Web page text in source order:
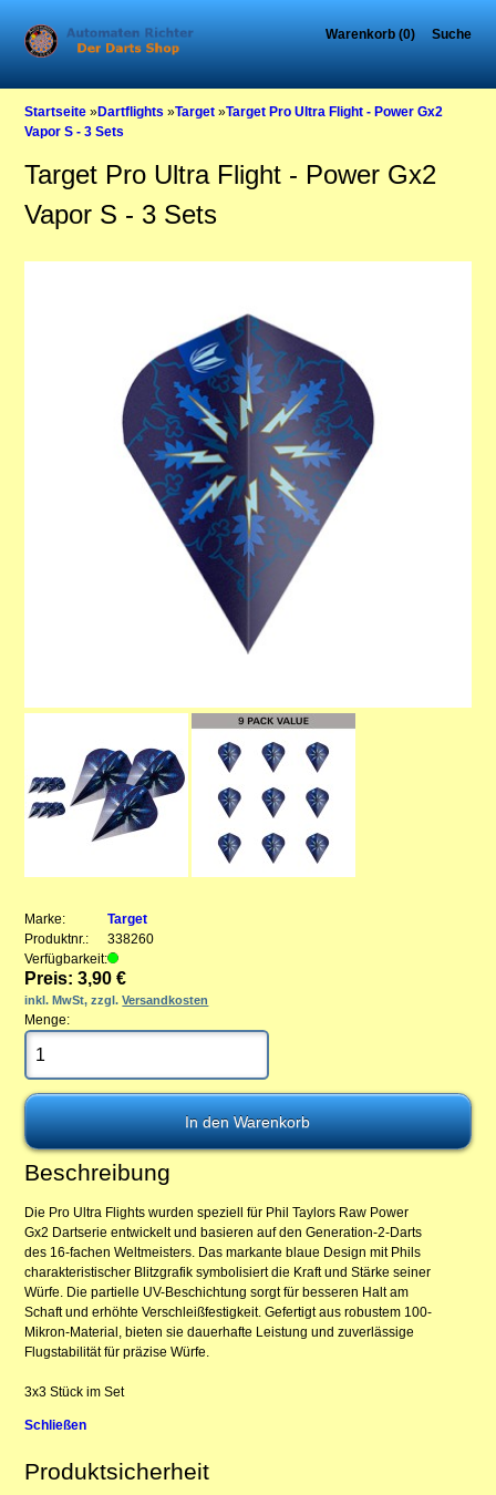
Warenkorb (0) Suche
Startseite »Dartflights »Target »Target Pro Ultra Flight - Power Gx2
Vapor S - 3 Sets
Target Pro Ultra Flight - Power Gx2
Vapor S - 3 Sets
Marke:
Target
Produktnr.:
338260
Verfügbarkeit:
Preis: 3,90 €
inkl. MwSt, zzgl.Versandkosten
Menge:
Beschreibung
Die Pro Ultra Flights wurden speziell für Phil Taylors Raw Power
Gx2 Dartserie entwickelt und basieren auf den Generation-2-Darts
des 16-fachen Weltmeisters. Das markante blaue Design mit Phils
charakteristischer Blitzgrafik symbolisiert die Kraft und Stärke seiner
Würfe. Die partielle UV-Beschichtung sorgt für besseren Halt am
Schaft und erhöhte Verschleißfestigkeit. Gefertigt aus robustem 100-
Mikron-Material, bieten sie dauerhafte Leistung und zuverlässige
Flugstabilität für präzise Würfe.
3x3 Stück im Set
Schließen
Produktsicherheit